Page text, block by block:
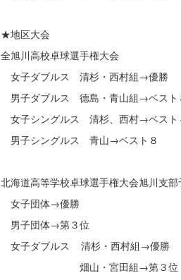
★地区大会
全旭川高校卓球選手権大会
女子ダブルス 清杉・西村組→優勝
男子ダブルス 德島・青山組→ベスト
女子シングルス 清杉、西村→ベスト
男子シングルス 青山→ベスト８
北海道高等学校卓球選手権大会旭川支部
女子団体→優勝
男子団体→第３位
女子ダブルス 清杉・西村組→優勝
畑山・宮田組→第３位